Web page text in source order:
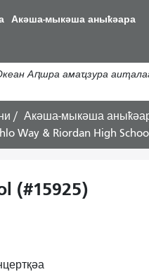
Акәша-мыкәша аныҟәара
Аԥшра амаҵзура
Акәша-мыкәша
Way & Riordan High
(#15925)